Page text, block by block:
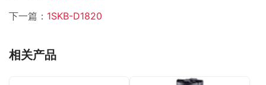
下一篇： 1SKB-D1820
相关产品